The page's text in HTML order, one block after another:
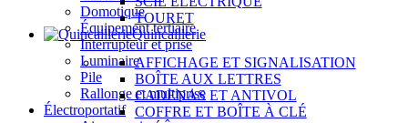
Domotique
Équipement tertiaire
Interrupteur et prise
Luminaire
Pile
Rallonge et multiprise
Électroportatif
TOURET
Quincaillerie
AFFICHAGE ET SIGNALISATION
BOÎTE AUX LETTRES
CADENAS ET ANTIVOL
COFFRE ET BOÎTE À CLÉ